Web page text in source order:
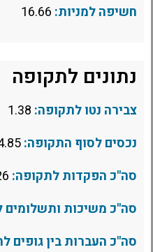
חשיפה למניות:
נתונים לתקופה
צבירה נטו לתקופה:
נכסים לסוף התקופה:
סה"כ הפקדות לתקופה:
סה"כ משיכות ותשלומים
סה"כ העברות בין גופים